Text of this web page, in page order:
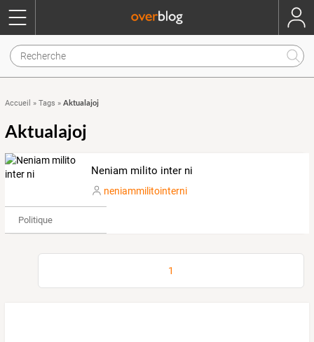
Accueil » Tags » Aktualajoj
Aktualajoj
Neniam milito inter ni
neniammilitointerni
Politique
1